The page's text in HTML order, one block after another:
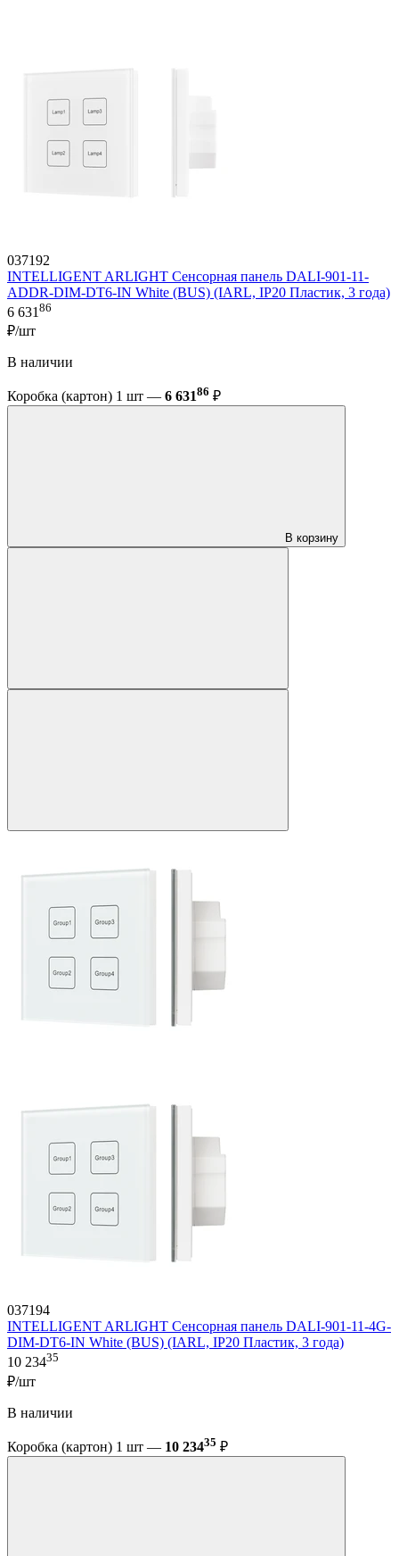
037192
INTELLIGENT ARLIGHT Сенсорная панель DALI-901-11-
ADDR-DIM-DT6-IN White (BUS) (IARL, IP20 Пластик, 3 года)
6 631 86
₽/шт
В наличии
Коробка (картон) 1 шт — 6 63186 ₽
В корзину
037194
INTELLIGENT ARLIGHT Сенсорная панель DALI-901-11-4G-
DIM-DT6-IN White (BUS) (IARL, IP20 Пластик, 3 года)
10 23435
₽/шт
В наличии
Коробка (картон) 1 шт — 10 23435 ₽